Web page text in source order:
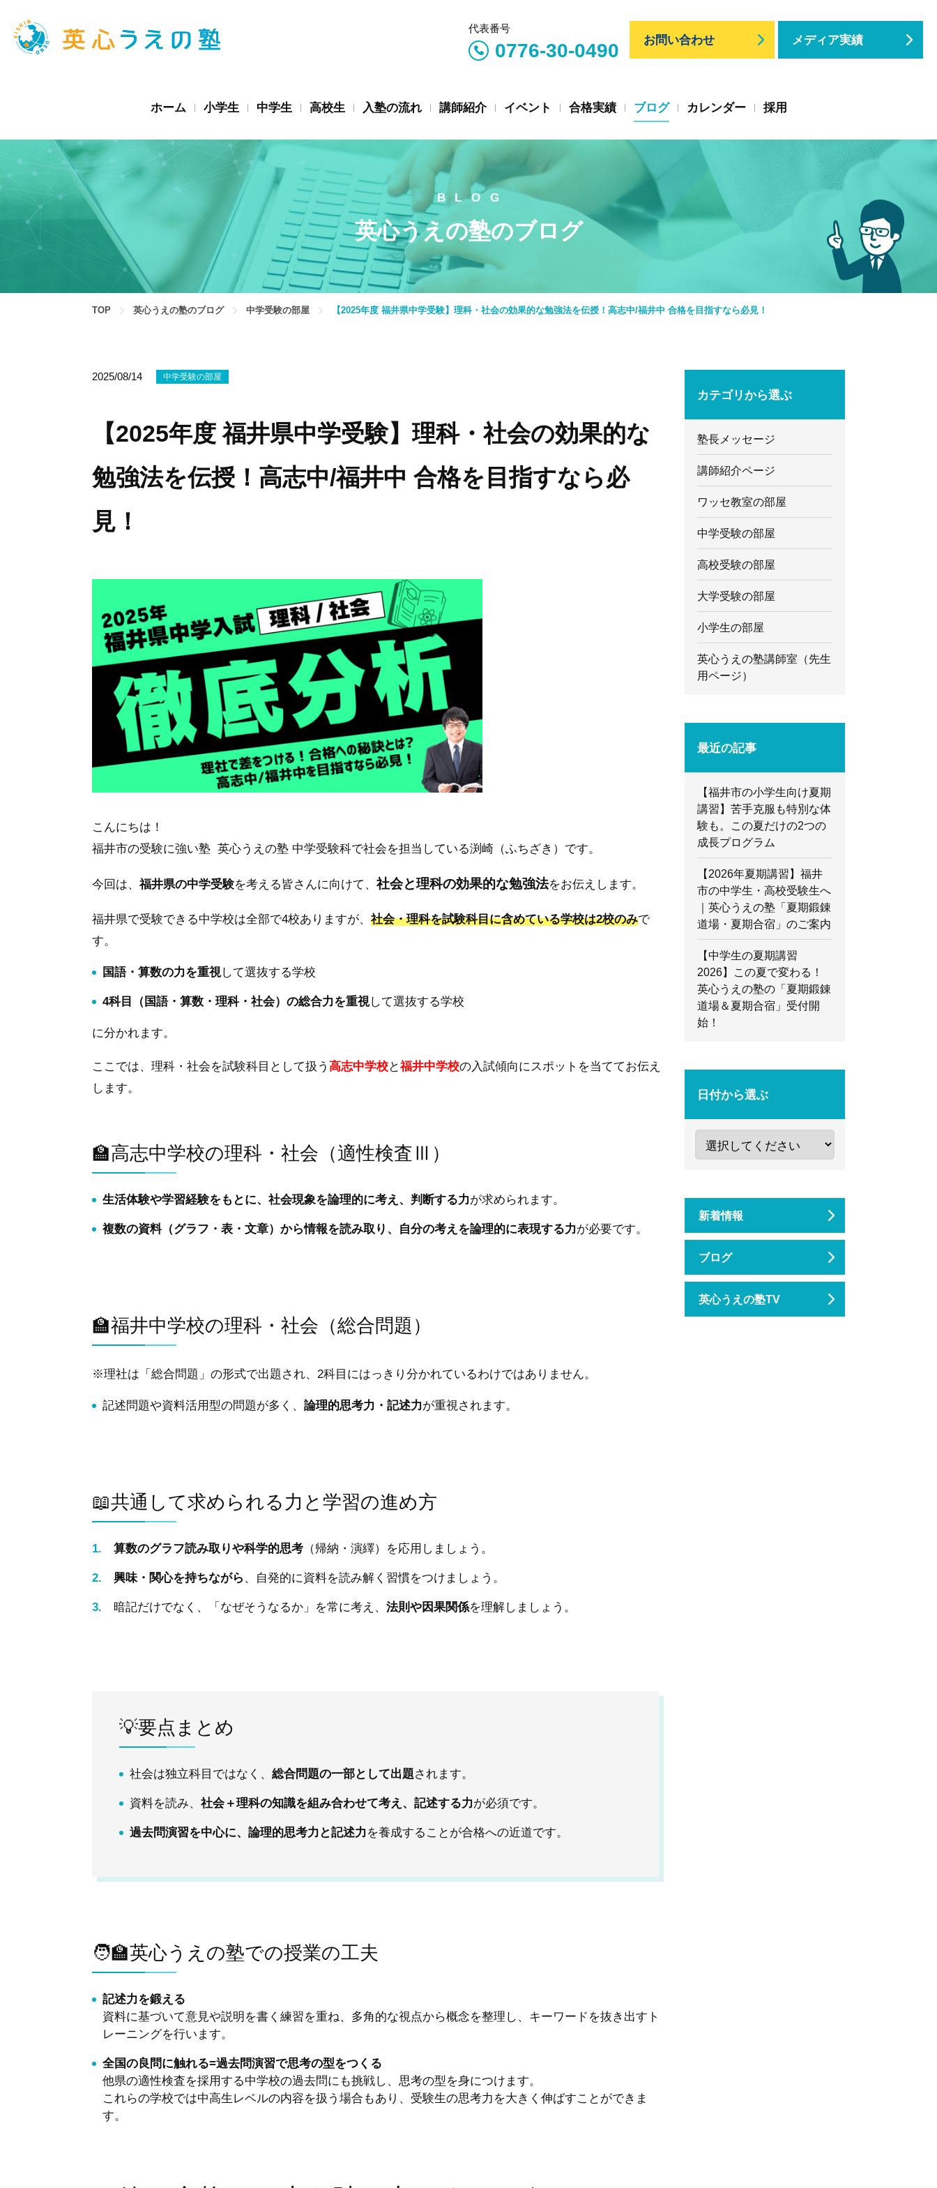
ホーム 小学生 中学生 高校生 入塾の流れ 講師紹介 イベント 合格実績 ブログ カレンダー 採用
代表番号
0776-30-0490 お問い合わせ メディア実績
英心うえの塾のブログ
TOP 英心うえの塾のブログ 中学受験の部屋 【2025年度 福井県中学受験】理科・社会の効果的な勉強法を伝授！高志中/福井中 合格を目指すなら必見！
2025/08/14 中学受験の部屋
【2025年度 福井県中学受験】理科・社会の効果的な
勉強法を伝授！高志中/福井中 合格を目指すなら必
見！
こんにちは！
福井市の受験に強い塾 英心うえの塾 中学受験科で社会を担当している渕崎（ふちざき）です。
今回は、福井県の中学受験を考える皆さんに向けて、 社会と理科の効果的な勉強法をお伝えします。
福井県で受験できる中学校は全部で4校ありますが、 社会・理科を試験科目に含めている学校は2校のみで
す。
国語・算数の力を重視して選抜する学校
4科目（国語・算数・理科・社会）の総合力を重視して選抜する学校
に分かれます。
ここでは、理科・社会を試験科目として扱う 高志中学校と福井中学校の入試傾向にスポットを当ててお伝え
します。
🏫高志中学校の理科・社会（適性検査Ⅲ）
生活体験や学習経験をもとに、社会現象を論理的に考え、判断する力が求められます。
複数の資料（グラフ・表・文章）から情報を読み取り、自分の考えを論理的に表現する力が必要です。
🏫福井中学校の理科・社会（総合問題）
※理社は「総合問題」の形式で出題され、2科目にはっきり分かれているわけではありません。
記述問題や資料活用型の問題が多く、 論理的思考力・記述力が重視されます。
📖共通して求められる力と学習の進め方
算数のグラフ読み取りや科学的思考（帰納・演繹）を応用しましょう。
興味・関心を持ちながら 、自発的に資料を読み解く習慣をつけましょう。
暗記だけでなく、「なぜそうなるか」を常に考え、 法則や因果関係を理解しましょう。
💡要点まとめ
社会は独立科目ではなく、 総合問題の一部として出題されます。
資料を読み、 社会＋理科の知識を組み合わせて考え、記述する力が必須です。
過去問演習を中心に、論理的思考力と記述力 を養成することが合格への近道です。
🧑‍🏫英心うえの塾での授業の工夫
記述力を鍛える
資料に基づいて意見や説明を書く練習を重ね、多角的な視点から概念を整理し、キーワードを抜き出すト
レーニングを行います。
全国の良問に触れる=過去問演習で思考の型をつくる
他県の適性検査を採用する中学校の過去問にも挑戦し、思考の型を身につけます。
これらの学校では中高生レベルの内容を扱う場合もあり、受験生の思考力を大きく伸ばすことができま
す。
カテゴリから選ぶ
塾長メッセージ
講師紹介ページ
ワッセ教室の部屋
中学受験の部屋
高校受験の部屋
大学受験の部屋
小学生の部屋
英心うえの塾講師室（先生
用ページ）
最近の記事
【福井市の小学生向け夏期
講習】苦手克服も特別な体
験も。この夏だけの2つの
成長プログラム
【2026年夏期講習】福井
市の中学生・高校受験生へ
｜英心うえの塾「夏期鍛錬
道場・夏期合宿」のご案内
【中学生の夏期講習
2026】この夏で変わる！
英心うえの塾の「夏期鍛錬
道場＆夏期合宿」受付開
始！
日付から選ぶ
新着情報
ブログ
英心うえの塾TV